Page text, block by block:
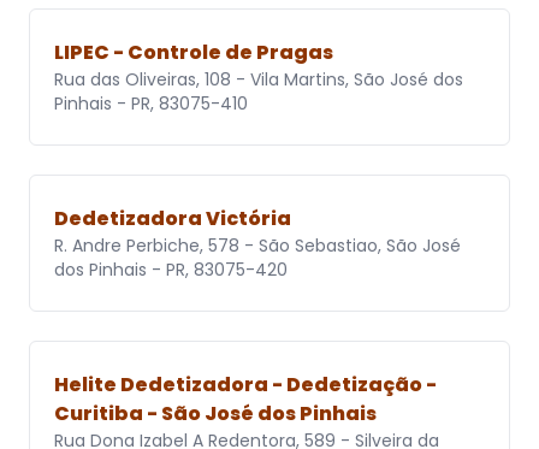
LIPEC - Controle de Pragas
Rua das Oliveiras, 108 - Vila Martins, São José dos
Pinhais - PR, 83075-410
Dedetizadora Victória
R. Andre Perbiche, 578 - São Sebastiao, São José
dos Pinhais - PR, 83075-420
Helite Dedetizadora - Dedetização -
Curitiba - São José dos Pinhais
Rua Dona Izabel A Redentora, 589 - Silveira da